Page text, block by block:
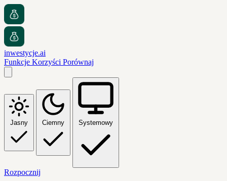
inwestycje.ai
Funkcje Korzyści Porównaj
Jasny Ciemny Systemowy
Rozpocznij